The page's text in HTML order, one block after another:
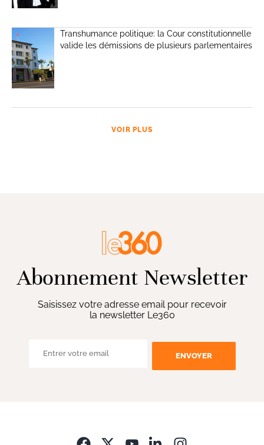
Transhumance politique: la Cour constitutionnelle
valide les démissions de plusieurs parlementaires
VOIR PLUS
Abonnement Newsletter
Saisissez votre adresse email pour recevoir
la newsletter Le360
ENVOYER